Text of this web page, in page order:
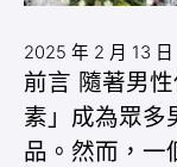
2025 年 2 月 13 日
前言 隨著男
素」成為眾多
品。然而，一